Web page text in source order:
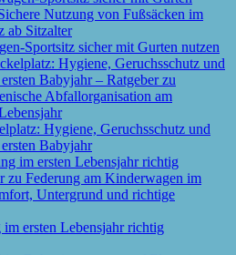
Sportsitz sicher mit Gurten nutzen
Hygiene, Geruchsschutz und
Babyjahr
ersten Lebensjahr richtig